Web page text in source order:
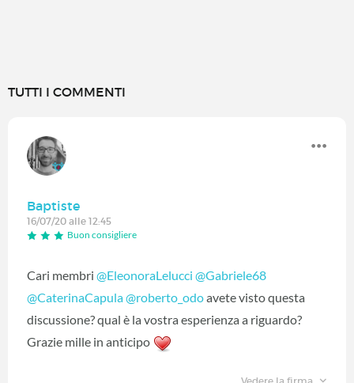
TUTTI I COMMENTI
Baptiste
16/07/20 alle 12:45
Buon consigliere
Cari membri @EleonoraLelucci @Gabriele68
@CaterinaCapula@roberto_odo‍ avete visto questa
discussione? qual è la vostra esperienza a riguardo?
Grazie mille in anticipo